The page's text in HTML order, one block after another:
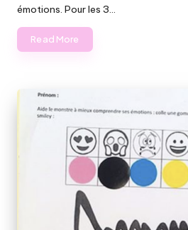
émotions. Pour les 3…
Read More